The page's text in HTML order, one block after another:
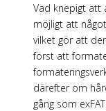
Vad knepigt att
möjligt att
vilket gör att
först att
därefter om
gång som exFAT.